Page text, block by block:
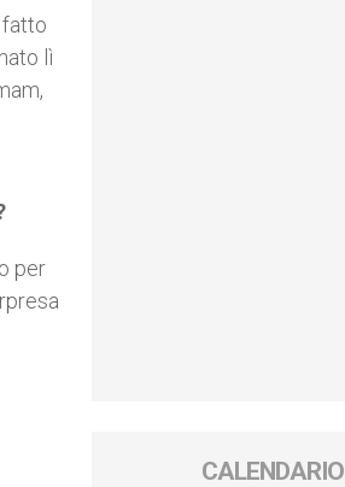
fatto
lì
per
CALENDARIO